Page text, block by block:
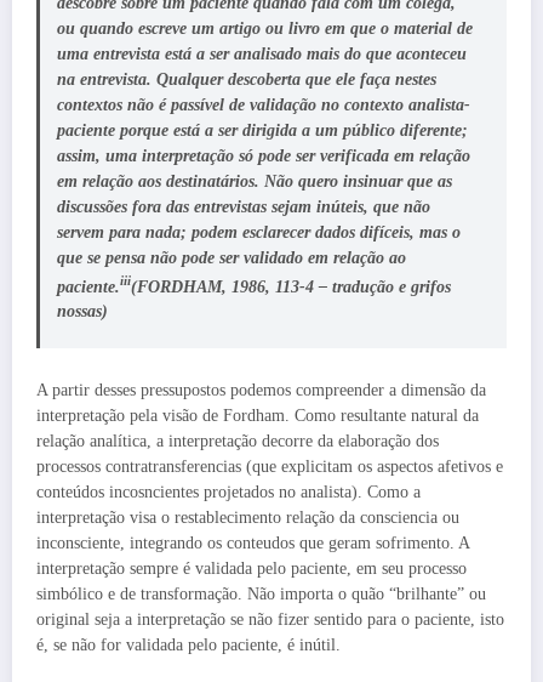
ou quando escreve um artigo ou livro em que o material de
uma entrevista está a ser analisado mais do que aconteceu
na entrevista. Qualquer descoberta que ele faça nestes
contextos não é passível de validação no contexto analista-
paciente porque está a ser dirigida a um público diferente;
assim, uma interpretação só pode ser verificada em relação
em relação aos destinatários. Não quero insinuar que as
discussões fora das entrevistas sejam inúteis, que não
servem para nada; podem esclarecer dados difíceis, mas o
que se pensa não pode ser validado em relação ao
paciente.iii(FORDHAM, 1986, 113-4 – tradução e grifos
nossas)
A partir desses pressupostos podemos compreender a dimensão da
interpretação pela visão de Fordham. Como resultante natural da
relação analítica, a interpretação decorre da elaboração dos
processos contratransferencias (que explicitam os aspectos afetivos e
conteúdos incosncientes projetados no analista). Como a
interpretação visa o restablecimento relação da consciencia ou
inconsciente, integrando os conteudos que geram sofrimento. A
interpretação sempre é validada pelo paciente, em seu processo
simbólico e de transformação. Não importa o quão “brilhante” ou
original seja a interpretação se não fizer sentido para o paciente, isto
é, se não for validada pelo paciente, é inútil.